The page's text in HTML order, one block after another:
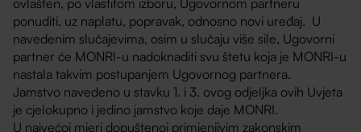
ponuditi, uz naplatu, popravak, odnosno novi uređaj. U
navedenim slučajevima, osim u slučaju više sile, Ugovorni
partner će MONRI-u nadoknaditi svu štetu koja je MONRI-u
nastala takvim postupanjem Ugovornog partnera.
Jamstvo navedeno u stavku 1. i 3. ovog odjeljka ovih Uvjeta
je cjelokupno i jedino jamstvo koje daje MONRI.
U najvećoj mjeri dopuštenoj primjenjivim zakonskim